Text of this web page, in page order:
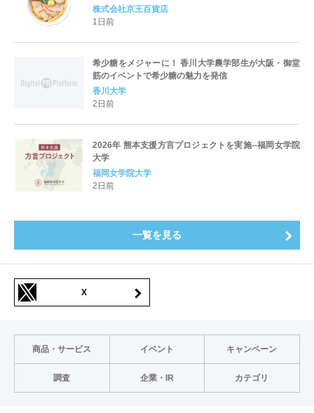
など、実演グルメが充実 過去最長21日間、計90店舗
出店の 「大北海道展」
株式会社京王百貨店
1日前
希少糖をメジャーに！ 香川大学農学部生が大阪・御堂
筋のイベントで希少糖の魅力を発信
香川大学
2日前
2026年 熊本支援方言プロジェクトを実施--福岡女学院
大学
福岡女学院大学
2日前
一覧を見る
X
商品・サービス イベント キャンペーン
調査 企業・IR カテゴリ